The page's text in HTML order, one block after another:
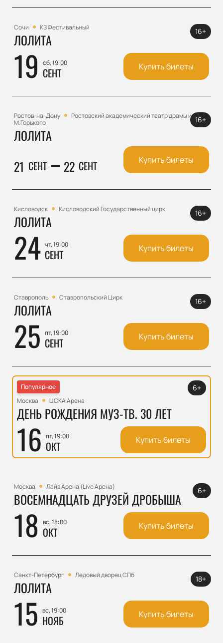
Сочи КЗ Фестивальный
ЛОЛИТА
19 сб, 19:00
СЕНТ
16+
Купить билеты
Ростов-на-Дону
Ростовский академический театр драмы им.
М.Горького
ЛОЛИТА
21 СЕНТ 22 СЕНТ
16+
Купить билеты
Кисловодск Кисловодский Государственный цирк
ЛОЛИТА
24 чт, 19:00
СЕНТ
16+
Купить билеты
Ставрополь Ставропольский Цирк
ЛОЛИТА
25 пт, 19:00
СЕНТ
16+
Купить билеты
Популярное
Москва
ЦСКА Арена
ДЕНЬ РОЖДЕНИЯ МУЗ-ТВ. 30 ЛЕТ
16 пт, 19:00
ОКТ
6+
Купить билеты
Москва Лайв Арена (Live Арена)
ВОСЕМНАДЦАТЬ ДРУЗЕЙ ДРОБЫША
18 вс, 18:00
ОКТ
6+
Купить билеты
Санкт-Петербург Ледовый дворец СПб
ЛОЛИТА
15 вс, 19:00
НОЯБ
18+
Купить билеты